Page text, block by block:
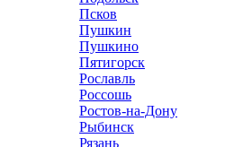
Псков
Пушкин
Пушкино
Пятигорск
Рославль
Россошь
Ростов-на-Дону
Рыбинск
Рязань